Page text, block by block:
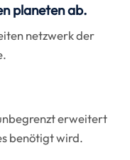
planeten ab.
netzwerk der
erweitert
benötigt wird.